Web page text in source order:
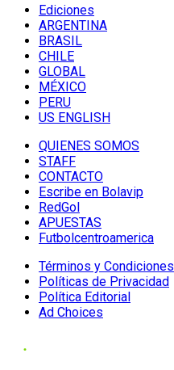
Ediciones
ARGENTINA
BRASIL
CHILE
GLOBAL
MÉXICO
PERU
US ENGLISH
QUIENES SOMOS
STAFF
CONTACTO
Escribe en Bolavip
RedGol
APUESTAS
Futbolcentroamerica
Términos y Condiciones
Políticas de Privacidad
Política Editorial
Ad Choices